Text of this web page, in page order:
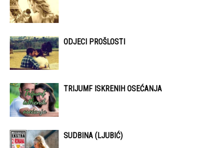
ODJECI PROŠLOSTI
TRIJUMF ISKRENIH OSEĆANJA
SUDBINA (LJUBIĆ)